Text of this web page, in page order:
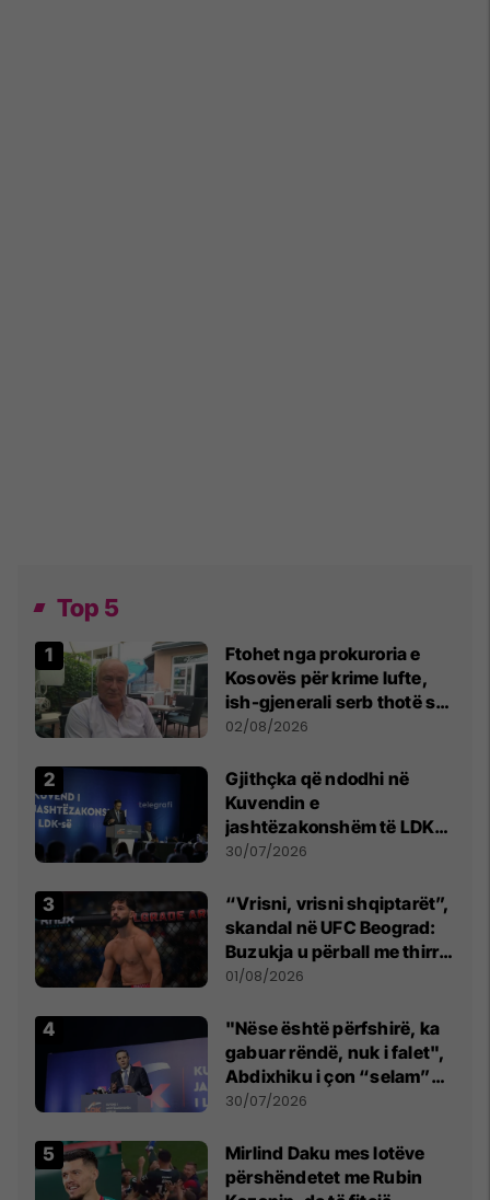
Top 5
Ftohet nga prokuroria e
Kosovës për krime lufte,
ish-gjenerali serb thotë se
dikush e tradhtoi në
02/08/2026
Gjithçka që ndodhi në
Kuvendin e
jashtëzakonshëm të LDK-
së
30/07/2026
“Vrisni, vrisni shqiptarët”,
skandal në UFC Beograd:
Buzukja u përball me thirrje
anti-shqiptare nga
01/08/2026
"Nëse është përfshirë, ka
gabuar rëndë, nuk i falet",
Abdixhiku i çon “selam”
Përparim Ramës
30/07/2026
Mirlind Daku mes lotëve
përshëndetet me Rubin